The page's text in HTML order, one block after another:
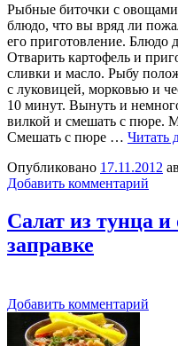
Рыбные биточки с овощами
блюдо, что вы вряд ли
его приготовление. Блюдо
Отварить картофель и
сливки и масло. Рыбу
с луковицей, морковью и
10 минут. Вынуть и
вилкой и смешать с пюре.
Смешать с пюре … Читать
Опубликовано 17.11.2012
Добавить комментарий
Салат из тунца
заправке
Добавить комментарий